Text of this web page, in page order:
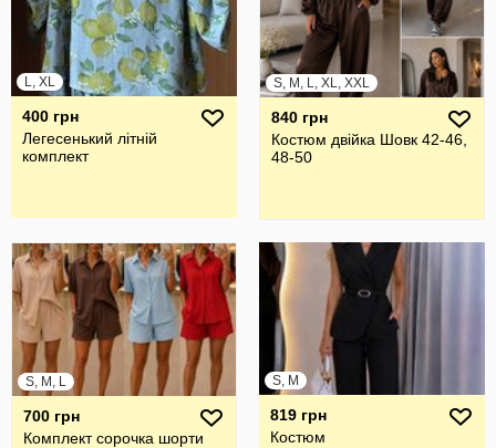
L, XL
400 грн
Легесенький літній
комплект
S, M, L, XL, XXL
840 грн
Костюм двійка Шовк 42-46,
48-50
S, M, L
700 грн
Комплект сорочка шорти
S, M
819 грн
Костюм